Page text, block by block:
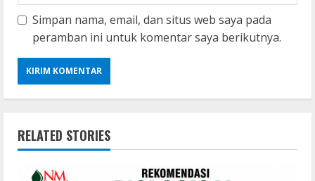
Simpan nama, email, dan situs web saya pada
peramban ini untuk komentar saya berikutnya.
RELATED STORIES